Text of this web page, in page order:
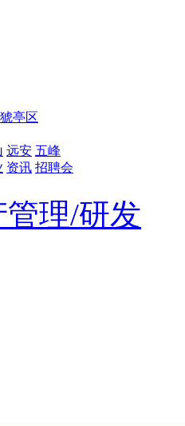
猇亭区
远安 五峰
资讯 招聘会
管理/研发